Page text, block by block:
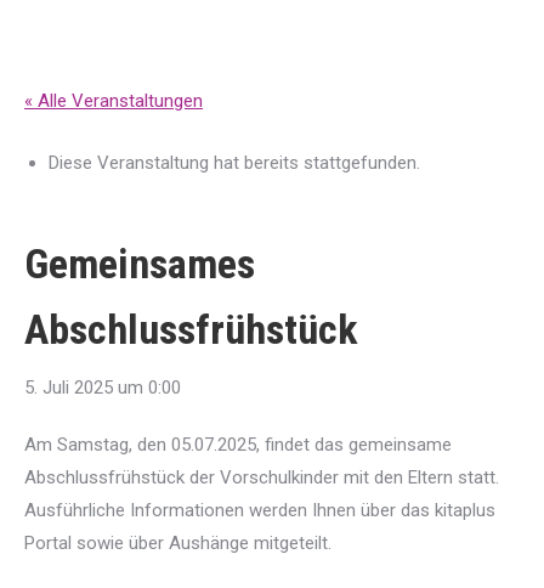
« Alle Veranstaltungen
Diese Veranstaltung hat bereits stattgefunden.
Gemeinsames
Abschlussfrühstück
5. Juli 2025 um 0:00
Am Samstag, den 05.07.2025, findet das gemeinsame
Abschlussfrühstück der Vorschulkinder mit den Eltern statt.
Ausführliche Informationen werden Ihnen über das kitaplus
Portal sowie über Aushänge mitgeteilt.